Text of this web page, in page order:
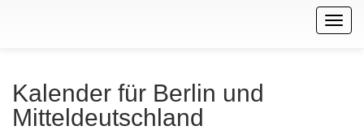
Kalender für Berlin und
Mitteldeutschland